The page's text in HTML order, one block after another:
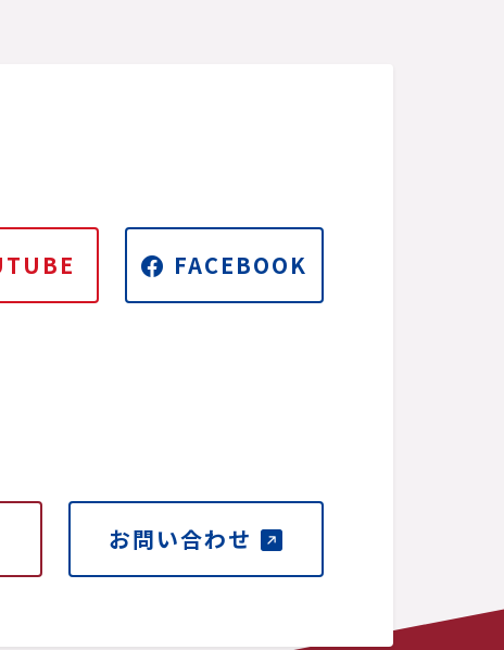
FACEBOOK
お問い合わせ